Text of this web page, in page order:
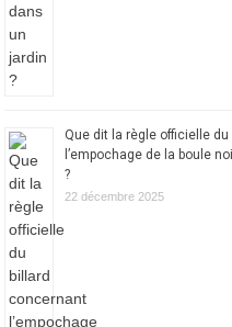
Que dit la règle officielle
l’empochage de la boule
?
22 décembre 2025